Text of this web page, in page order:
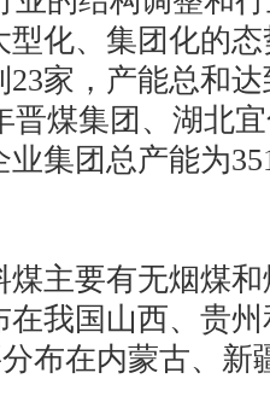
化、集团化的
家，产能总和
晋煤集团、湖北
集团总产能为
主要有无烟煤和
我国山西、贵
布在内蒙古、新